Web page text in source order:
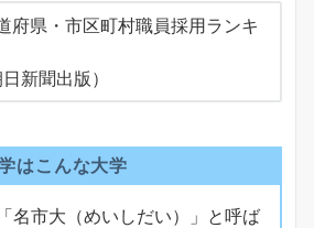
府県・市区町村職員採用ランキ
新聞出版）
はこんな大学
名市大（めいしだい）」と呼ば